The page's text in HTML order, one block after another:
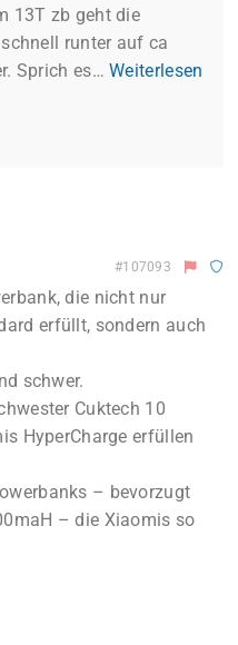
13T zb geht die
runter auf ca
Sprich es…Weiterlesen
#107093
die nicht nur
erfüllt, sondern auch
schwer.
Cuktech 10
HyperCharge erfüllen
– bevorzugt
– die Xiaomis so